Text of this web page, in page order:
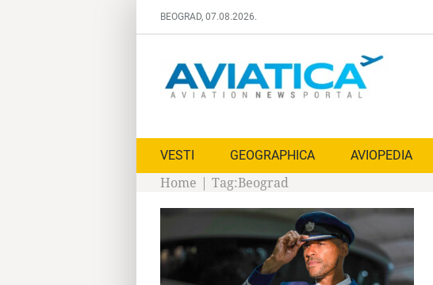
BEOGRAD, 07.08.2026.
VESTI GEOGRAPHICA AVIOPEDIA
Home | Tag:Beograd